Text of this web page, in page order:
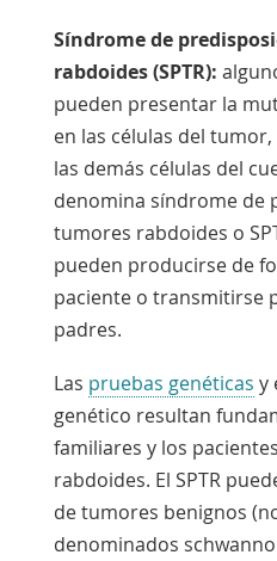
Síndrome de
rabdoides (SPTR):
pueden presentar la
en las células del
las demás células del
denomina síndrome de
tumores rabdoides o
pueden producirse de
paciente o transmitirse
padres.
Las pruebas genéticas y
genético resultan
familiares y los
rabdoides. El SPTR
de tumores benignos
denominados